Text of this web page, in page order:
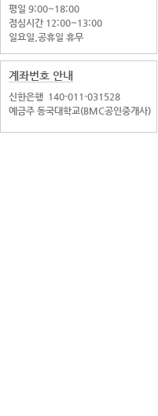
평일 9:00~18:00
점심시간 12:00~13:00
일요일.공휴일 휴무
계좌번호 안내
신한은행 140-011-031528
예금주 동국대학교(BMC공인중개사)